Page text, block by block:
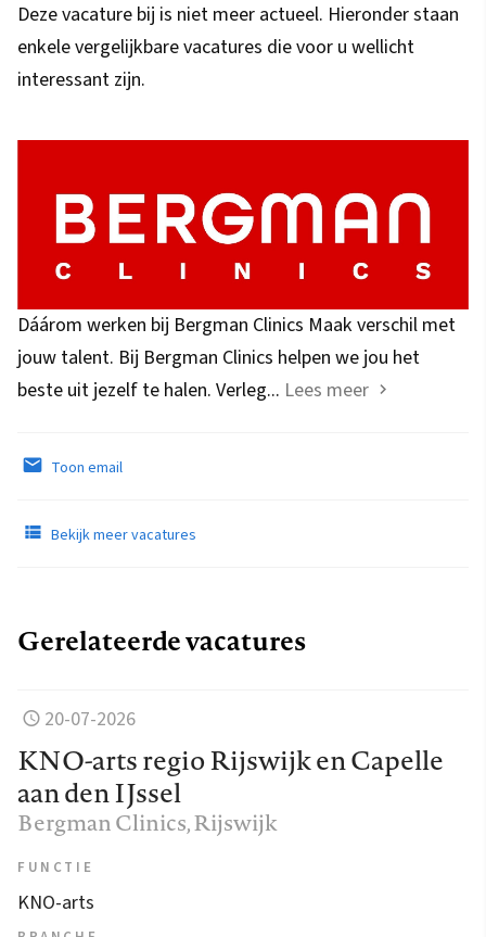
Deze vacature bij is niet meer actueel. Hieronder staan
enkele vergelijkbare vacatures die voor u wellicht
interessant zijn.
Dáárom werken bij Bergman Clinics Maak verschil met
jouw talent. Bij Bergman Clinics helpen we jou het
beste uit jezelf te halen. Verleg... Lees meer
Toon email
Bekijk meer vacatures
Gerelateerde vacatures
20-07-2026
KNO-arts regio Rijswijk en Capelle
aan den IJssel
Bergman Clinics, Rijswijk
FUNCTIE
KNO-arts